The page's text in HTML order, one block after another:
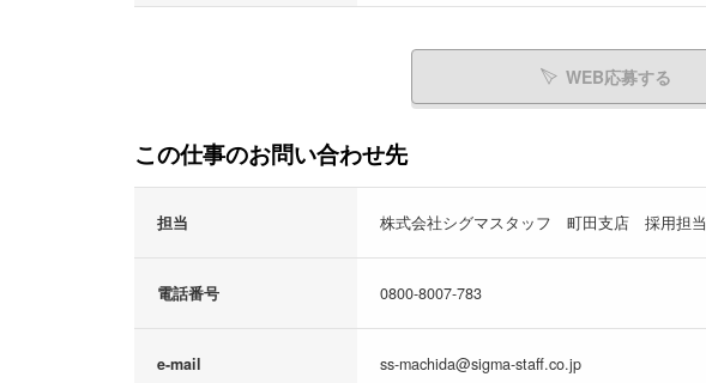
WEB応募する
この仕事のお問い合わせ先
担当 株式会社シグマスタッフ 町田支店 採用担当
電話番号 0800-8007-783
e-mail ss-machida@sigma-staff.co.jp